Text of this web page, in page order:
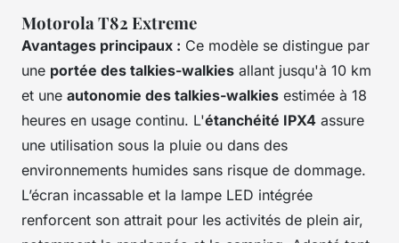
Motorola T82 Extreme
Avantages principaux : Ce modèle se distingue par
une portée des talkies-walkies allant jusqu'à 10 km
et une autonomie des talkies-walkies estimée à 18
heures en usage continu. L'étanchéité IPX4 assure
une utilisation sous la pluie ou dans des
environnements humides sans risque de dommage.
L’écran incassable et la lampe LED intégrée
renforcent son attrait pour les activités de plein air,